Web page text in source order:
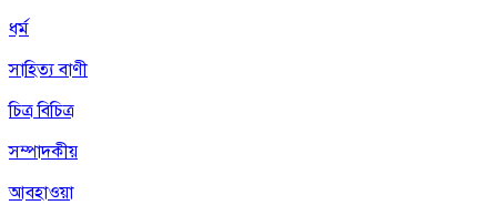
ধর্ম
সাহিত্য বাণী
চিত্র বিচিত্র
সম্পাদকীয়
আবহাওয়া